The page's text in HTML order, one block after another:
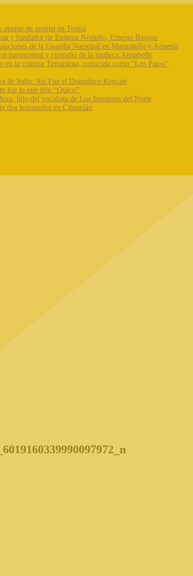
ataque de animal en Tonila
y fundador de Enigma Norteño, Ernesto Barajas
de la Guardia Nacional en Manzanillo y Armería
paranormal y custodio de la muñeca Annabelle
en la colonia Terraplena, conocida como "Los Patos"
de India: Así Fue el Dramático Rescate
fue lo que dijo “Quico”
hijo del vocalista de Los Inquietos del Norte
dos lesionados en Cihuatlán